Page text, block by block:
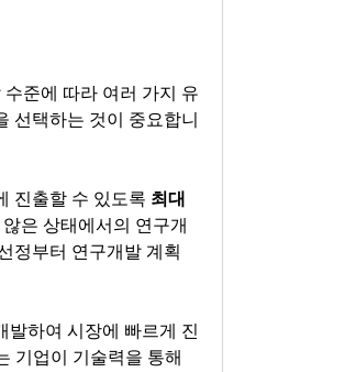
준에 따라 여러 가지 유
선택하는 것이 중요합니
진출할 수 있도록 최대
은 상태에서의 연구개
정부터 연구개발 계획
발하여 시장에 빠르게 진
기업이 기술력을 통해